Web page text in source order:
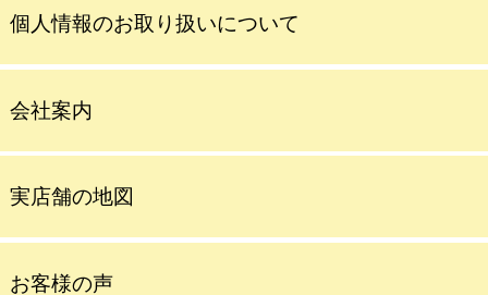
個人情報のお取り扱いについて
会社案内
実店舗の地図
お客様の声